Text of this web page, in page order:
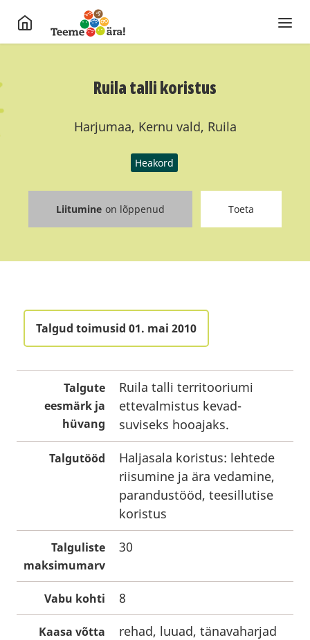
Ruila talli koristus
Harjumaa, Kernu vald, Ruila
Heakord
Liitumine on lõppenud Toeta
Talgud toimusid 01. mai 2010
Talgute
eesmärk ja
hüvang
Ruila talli territooriumi
ettevalmistus kevad-
suviseks hooajaks.
Talgutööd
Haljasala koristus: lehtede
riisumine ja ära vedamine,
parandustööd, teesillutise
koristus
Talguliste
maksimumarv
30
Vabu kohti 8
Kaasa võtta rehad, luuad, tänavaharjad